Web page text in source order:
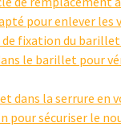
pour enlever les
fixation du
le barillet pour
dans la serrure en
pour sécuriser le